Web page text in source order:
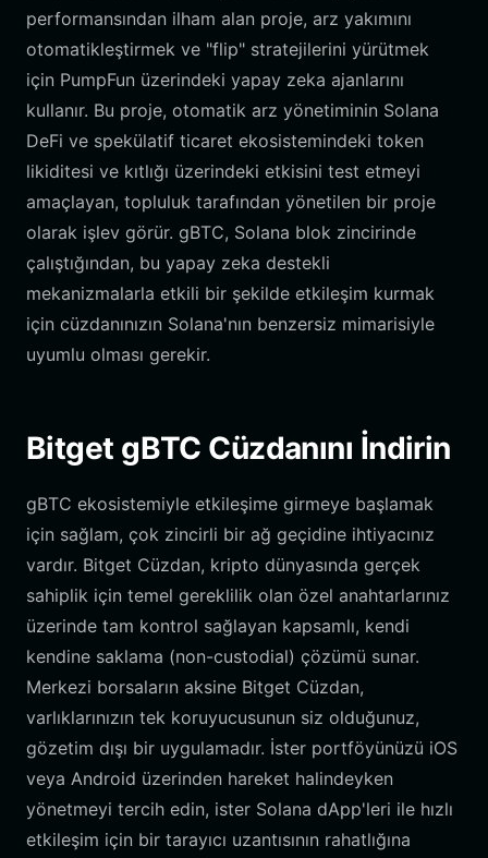
performansından ilham alan proje, arz yakımını
otomatikleştirmek ve "flip" stratejilerini yürütmek
için PumpFun üzerindeki yapay zeka ajanlarını
kullanır. Bu proje, otomatik arz yönetiminin Solana
DeFi ve spekülatif ticaret ekosistemindeki token
likiditesi ve kıtlığı üzerindeki etkisini test etmeyi
amaçlayan, topluluk tarafından yönetilen bir proje
olarak işlev görür. gBTC, Solana blok zincirinde
çalıştığından, bu yapay zeka destekli
mekanizmalarla etkili bir şekilde etkileşim kurmak
için cüzdanınızın Solana'nın benzersiz mimarisiyle
uyumlu olması gerekir.
Bitget gBTC Cüzdanını İndirin
gBTC ekosistemiyle etkileşime girmeye başlamak
için sağlam, çok zincirli bir ağ geçidine ihtiyacınız
vardır. Bitget Cüzdan, kripto dünyasında gerçek
sahiplik için temel gereklilik olan özel anahtarlarınız
üzerinde tam kontrol sağlayan kapsamlı, kendi
kendine saklama (non-custodial) çözümü sunar.
Merkezi borsaların aksine Bitget Cüzdan,
varlıklarınızın tek koruyucusunun siz olduğunuz,
gözetim dışı bir uygulamadır. İster portföyünüzü iOS
veya Android üzerinden hareket halindeyken
yönetmeyi tercih edin, ister Solana dApp'leri ile hızlı
etkileşim için bir tarayıcı uzantısının rahatlığına